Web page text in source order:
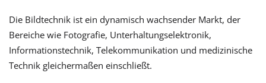
Die Bildtechnik ist ein dynamisch wachsender Markt, der
Bereiche wie Fotografie, Unterhaltungselektronik,
Informationstechnik, Telekommunikation und medizinische
Technik gleichermaßen einschließt.